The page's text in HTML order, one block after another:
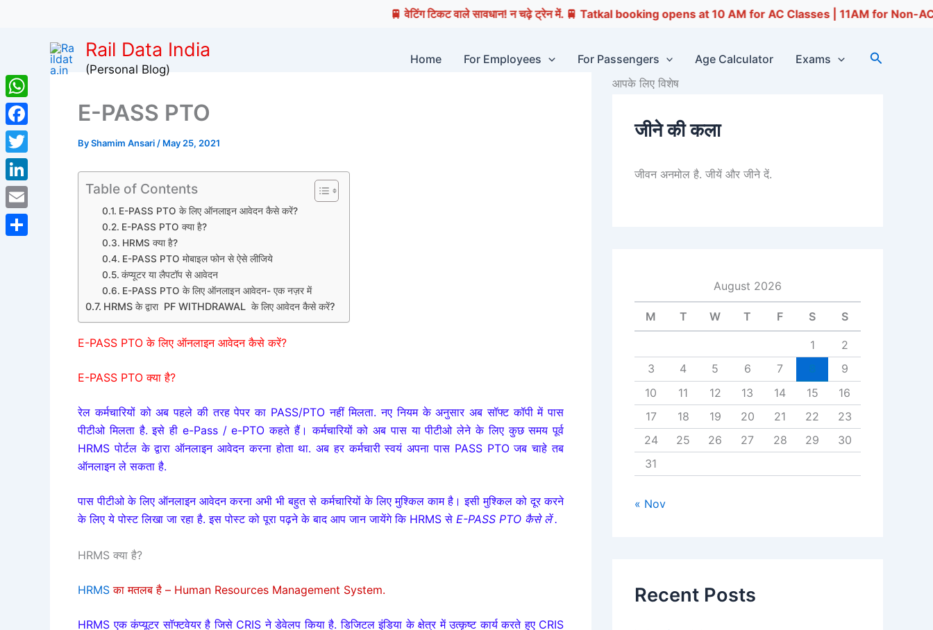
🚆 वेटिंग टिकट वाले सावधान! न चढ़े ट्रेन में. 🚆 Tatkal booking opens at 10 AM for AC Classes | 11AM for Non-AC Classes 🚆 अगस्त
content
Rail Data India
(Personal Blog)
Home For Employees For Passengers Age Calculator Exams Search
E-PASS PTO
ByShamim Ansari / May 25, 2021
Table of Contents
E-PASS PTO के लिए ऑनलाइन आवेदन कैसे करें?
E-PASS PTO क्या है?
HRMS क्या है?
E-PASS PTO मोबाइल फोन से ऐसे लीजिये
कंप्यूटर या लैपटॉप से आवेदन
E-PASS PTO के लिए ऑनलाइन आवेदन- एक नज़र में
HRMS के द्वारा PF WITHDRAWAL के लिए आवेदन कैसे करें?
E-PASS PTO के लिए ऑनलाइन आवेदन कैसे करें?
E-PASS PTOक्या है?
रेल कर्मचारियों को अब पहले की तरह पेपर का PASS/PTO नहीं मिलता. नए नियम के अनुसार अब सॉफ्ट कॉपी में पास
पीटीओ मिलता है.इसे ही e-Pass / e-PTO कहते हैं।कर्मचारियों कोअबपास या पीटीओ लेने के लिए कुछ समय पूर्व
HRMS पोर्टल के द्वारा ऑनलाइन आवेदनकरनाहोता था. अब हर कर्मचारी स्वयं अपना पास PASS PTO जब चाहे तब
ऑनलाइन ले सकता है.
पास पीटीओ के लिए ऑनलाइनआवेदन करना अभी भी बहुत से कर्मचारियों के लिए मुश्किल काम है। इसी मुश्किल को दूर करने
के लिए ये पोस्ट लिखा जा रहा है.इस पोस्ट को पूरा पढ़ने के बाद आप जान जायेंगे कि HRMS से E-PASS PTO कैसे लें .
HRMS क्या है?
HRMSका मतलब है – Human Resources Management System.
HRMSएक कंप्यूटर सॉफ्टवेयर है जिसे CRIS ने डेवेलप किया है. डिजिटल इंडिया के क्षेत्र में उत्कृष्ट कार्य करते हुए CRIS
आपके लिए विशेष
जीने की कला
जीवन अनमोल है. जीयें और जीने दें.
August 2026
M T W T F S S
1
2
3
4 5 6 7
9
10
11 12 13 14 15
16
17
18 19 20 21 22
23
24
25 26 27 28 29
30
31
« Nov
Recent Posts
WhatsApp
Facebook
Twitter
LinkedIn
Email